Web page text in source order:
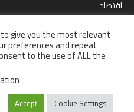
اقتصاد
ترفيه
إستفتاءات أخبار محلية سياسة
علوم وتكنولوجيا
give you the most relevant
preferences and repeat
to the use of ALL the
Cookie Settings
Accept